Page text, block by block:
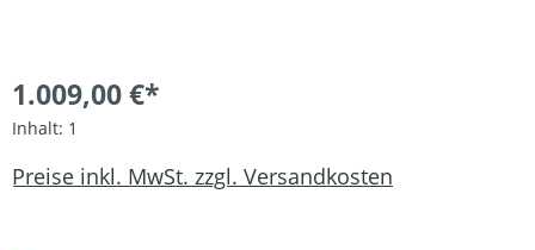
1.009,00 €*
Inhalt: 1
Preise inkl. MwSt. zzgl. Versandkosten